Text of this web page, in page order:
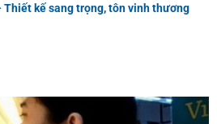
Thiết kế sang trọng, tôn vinh thương